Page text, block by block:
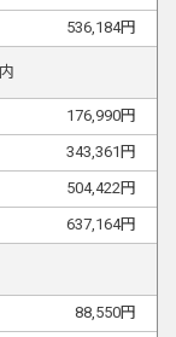
536,184円
176,990円
343,361 円
504,422 円
637,164円
88,550円